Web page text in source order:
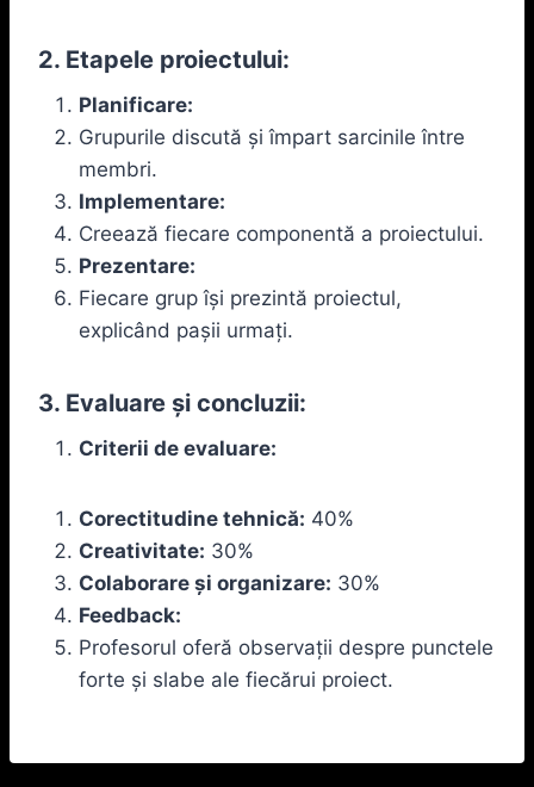
2. Etapele proiectului:
Planificare:
Grupurile discută și împart sarcinile între
membri.
Implementare:
Creează fiecare componentă a proiectului.
Prezentare:
Fiecare grup își prezintă proiectul,
explicând pașii urmați.
3. Evaluare și concluzii:
Criterii de evaluare:
Corectitudine tehnică: 40%
Creativitate: 30%
Colaborare și organizare: 30%
Feedback:
Profesorul oferă observații despre punctele
forte și slabe ale fiecărui proiect.